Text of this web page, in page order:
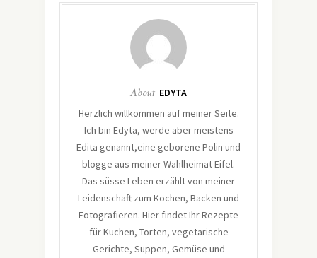
About EDYTA
Herzlich willkommen auf meiner Seite.
Ich bin Edyta, werde aber meistens
Edita genannt,eine geborene Polin und
blogge aus meiner Wahlheimat Eifel.
Das süsse Leben erzählt von meiner
Leidenschaft zum Kochen, Backen und
Fotografieren. Hier findet Ihr Rezepte
für Kuchen, Torten, vegetarische
Gerichte, Suppen, Gemüse und